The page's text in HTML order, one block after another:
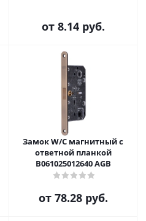
от 8.14 руб.
Замок W/C магнитный с
ответной планкой
B061025012640 AGB
от 78.28 руб.